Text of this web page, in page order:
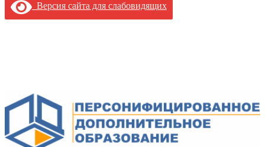
Версия сайта для слабовидящих